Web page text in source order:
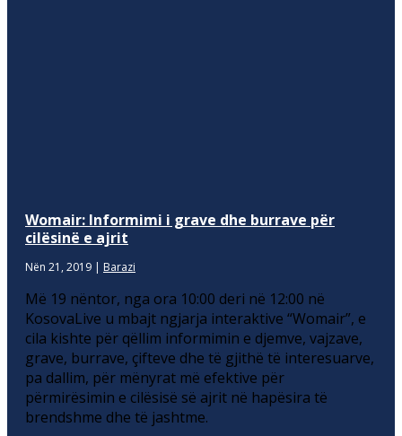
Womair: Informimi i grave dhe burrave për
cilësinë e ajrit
Nën 21, 2019 | Barazi
Më 19 nëntor, nga ora 10:00 deri në 12:00 në
KosovaLive u mbajt ngjarja interaktive “Womair”, e
cila kishte për qëllim informimin e djemve, vajzave,
grave, burrave, çifteve dhe të gjithë të interesuarve,
pa dallim, për mënyrat më efektive për
përmirësimin e cilësisë së ajrit në hapësira të
brendshme dhe të jashtme.